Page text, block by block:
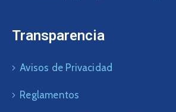
Transparencia
Avisos de Privacidad
Reglamentos